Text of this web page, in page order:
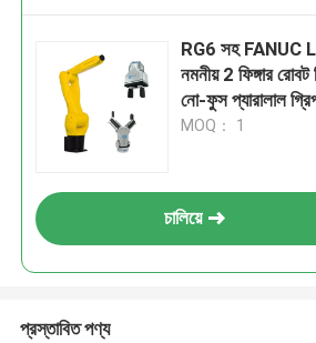
RG6 সহ FANUC
নমনীয় 2 ফিঙ্গার
নো-ফুস প্যারালাল
MOQ： 1
চালিয়ে
প্রস্তাবিত পণ্য